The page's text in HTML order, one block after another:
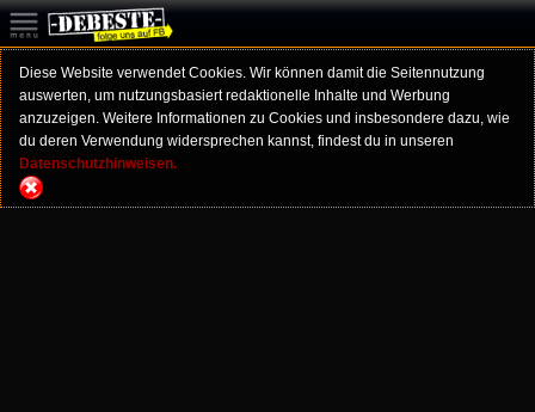
Diese Website verwendet Cookies. Wir können damit die Seitennutzung
auswerten, um nutzungsbasiert redaktionelle Inhalte und Werbung
anzuzeigen. Weitere Informationen zu Cookies und insbesondere dazu, wie
du deren Verwendung widersprechen kannst, findest du in unseren
Datenschutzhinweisen.